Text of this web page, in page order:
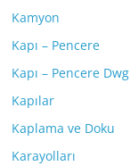
Kamyon
Kapı – Pencere
Kapı – Pencere Dwg
Kapılar
Kaplama ve Doku
Karayolları